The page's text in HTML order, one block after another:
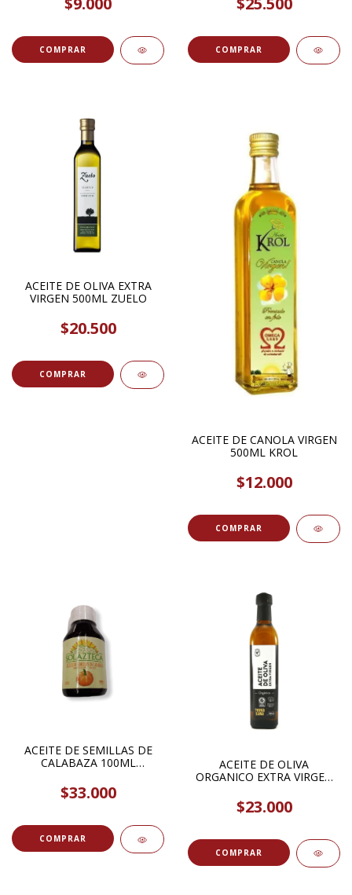
ACEITE DE OLIVA EXTRA
VIRGEN 500ML ZUELO
$20.500
ACEITE DE CANOLA VIRGEN
500ML KROL
$12.000
ACEITE DE SEMILLAS DE
CALABAZA 100ML
$33.000
ACEITE DE OLIVA
ORGANICO EXTRA VIRGEN
$23.000